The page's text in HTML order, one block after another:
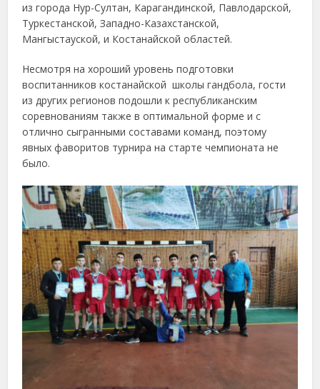
из города Нур-Султан, Карагандинской, Павлодарской,
Туркестанской, Западно-Казахстанской,
Мангыстауской, и Костанайской областей.
Несмотря на хороший уровень подготовки
воспитанников костанайской школы гандбола, гости
из других регионов подошли к республиканским
соревнованиям также в оптимальной форме и с
отлично сыгранными составами команд, поэтому
явных фаворитов турнира на старте чемпионата не
было.